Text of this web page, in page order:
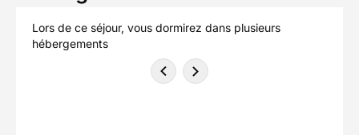
Lors de ce séjour, vous dormirez dans plusieurs
hébergements